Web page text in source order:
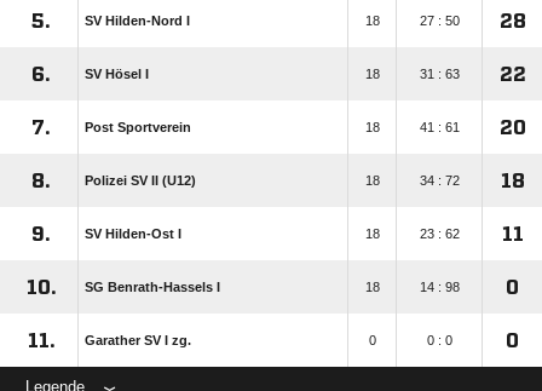
5. SV Hilden-Nord I 18 27 : 50 28
6. SV Hösel I 18 31 : 63 22
7. Post Sportverein 18 41 : 61 20
8. Polizei SV II (U12) 18 34 : 72 18
9. SV Hilden-Ost I 18 23 : 62 11
10. SG Benrath-Hassels I 18 14 : 98 0
11. Garather SV I zg. 0 0 : 0 0
Legende